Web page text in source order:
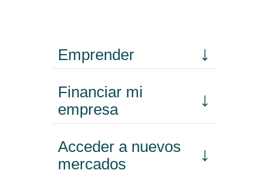
Emprender
Financiar mi
empresa
Acceder a nuevos
mercados